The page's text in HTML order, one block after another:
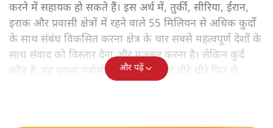
करने में सहायक हो सकते हैं। इस अर्थ में, तुर्की, सीरिया, ईरान,
इराक और प्रवासी क्षेत्रों में रहने वाले 55 मिलियन से अधिक कुर्दों
के साथ संबंध विकसित करना क्षेत्र के चार सबसे महत्वपूर्ण देशों के
साथ संवाद को विस्तार देना और मजबूत करना है। लेकिन कुर्द
कौन हैं, यह पुराना पड़ोसी जिसे भारत आज धीरे-धीरे फिर से
और पढ़ें